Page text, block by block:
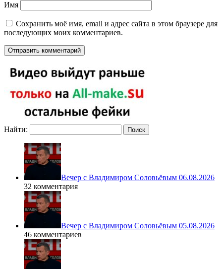
Имя
Сохранить моё имя, email и адрес сайта в этом браузере для
последующих моих комментариев.
Найти:
Вечер с Владимиром Соловьёвым 06.08.2026
32 комментария
Вечер с Владимиром Соловьёвым 05.08.2026
46 комментариев